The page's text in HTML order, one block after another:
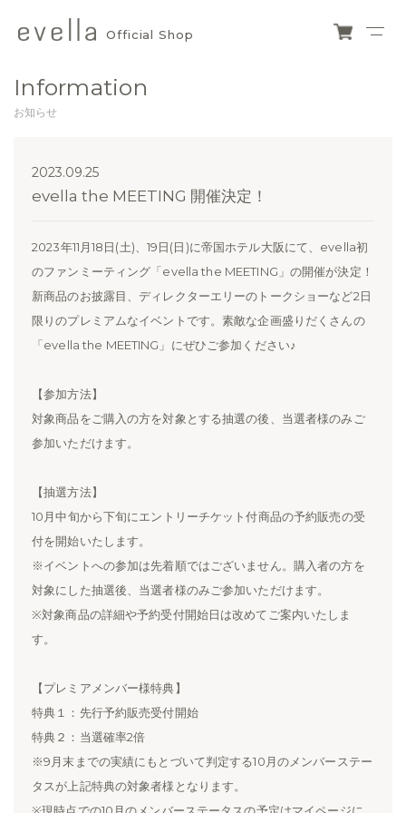
official
shop
Official Shop
Information
お知らせ
2023.09.25
evella the MEETING 開催決定！
2023年11月18日(土)、19日(日)に帝国ホテル大阪にて、evella初
のファンミーティング「evella the MEETING」の開催が決定！
新商品のお披露目、ディレクターエリーのトークショーなど2日
限りのプレミアムなイベントです。素敵な企画盛りだくさんの
「evella the MEETING」にぜひご参加ください♪
【参加方法】
対象商品をご購入の方を対象とする抽選の後、当選者様のみご
参加いただけます。
【抽選方法】
10月中旬から下旬にエントリーチケット付商品の予約販売の受
付を開始いたします。
※イベントへの参加は先着順ではございません。購入者の方を
対象にした抽選後、当選者様のみご参加いただけます。
※対象商品の詳細や予約受付開始日は改めてご案内いたしま
す。
【プレミアメンバー様特典】
特典１：先行予約販売受付開始
特典２：当選確率2倍
※9月末までの実績にもとづいて判定する10月のメンバーステー
タスが上記特典の対象者様となります。